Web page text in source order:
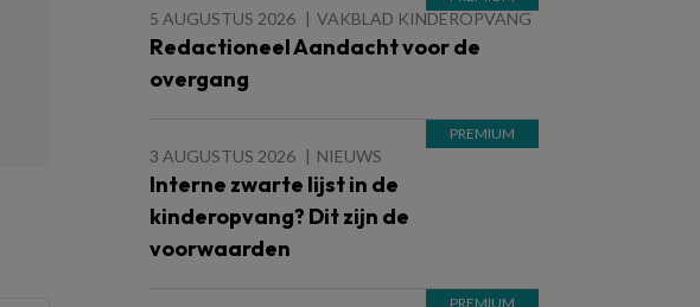
5 AUGUSTUS 2026 VAKBLAD KINDEROPVANG
Redactioneel Aandacht voor de
overgang
3 AUGUSTUS 2026 NIEUWS
Interne zwarte lijst in de
kinderopvang? Dit zijn de
voorwaarden